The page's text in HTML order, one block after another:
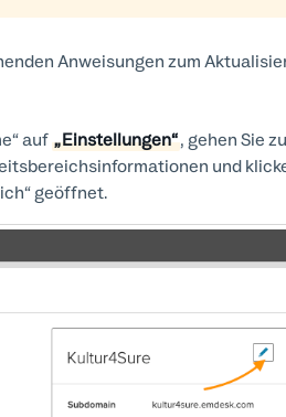
Anweisungen zum
auf „Einstellungen“, gehen Sie
und
geöffnet.